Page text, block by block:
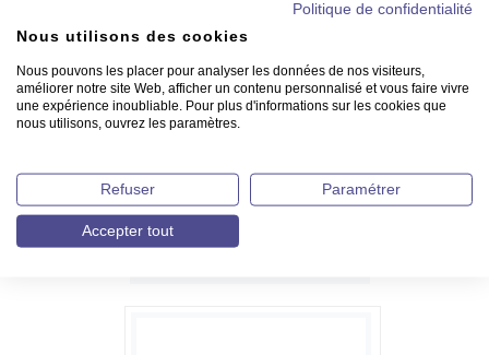
8 mm
13.21 €
Politique de confidentialité
Nous utilisons des cookies
Nous pouvons les placer pour analyser les données de nos visiteurs,
améliorer notre site Web, afficher un contenu personnalisé et vous faire vivre
une expérience inoubliable. Pour plus d'informations sur les cookies que
nous utilisons, ouvrez les paramètres.
Refuser Paramétrer
Accepter tout